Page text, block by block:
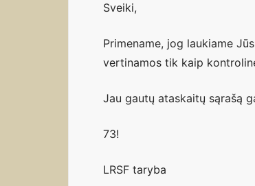
Sveiki,
Primename, jog laukiame
vertinamos tik kaip
Jau gautų ataskaitų sąrašą
73!
LRSF taryba